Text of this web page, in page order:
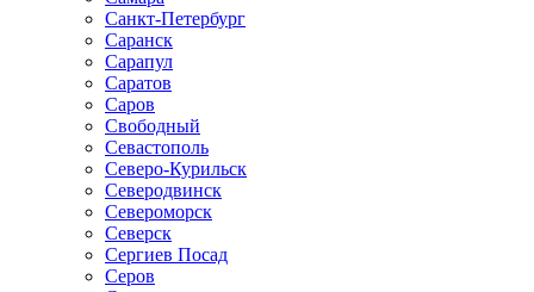
Санкт-Петербург
Саранск
Сарапул
Саратов
Саров
Свободный
Севастополь
Северо-Курильск
Северодвинск
Североморск
Северск
Сергиев Посад
Серов